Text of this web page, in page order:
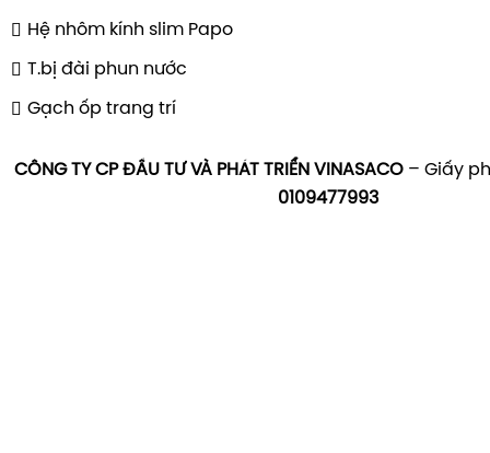
Hệ nhôm kính slim Papo
T.bị đài phun nước
Gạch ốp trang trí
CÔNG TY CP ĐẦU TƯ VÀ PHÁT TRIỂN VINASACO – Giấy
0109477993